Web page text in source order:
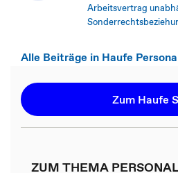
Arbeitsvertrag
Alle Beiträge in Haufe
Zum Haufe
ZUM THEMA